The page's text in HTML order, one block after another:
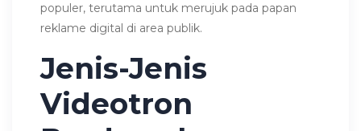
populer, terutama untuk merujuk pada papan
reklame digital di area publik.
Jenis-Jenis
Videotron